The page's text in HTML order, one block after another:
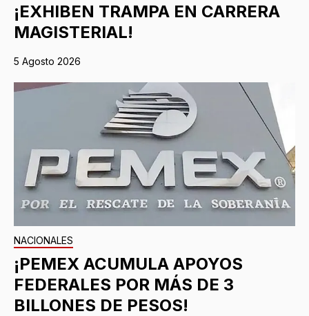
¡EXHIBEN TRAMPA EN CARRERA
MAGISTERIAL!
5 Agosto 2026
NACIONALES
¡PEMEX ACUMULA APOYOS
FEDERALES POR MÁS DE 3
BILLONES DE PESOS!